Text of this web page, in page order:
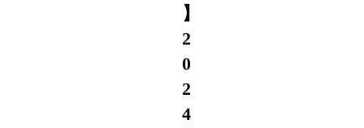
】
2
0
2
4